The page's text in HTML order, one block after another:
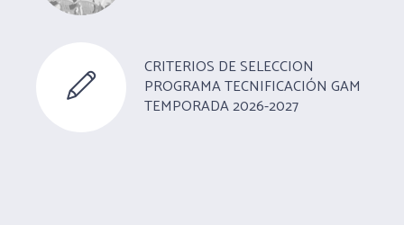
CRITERIOS DE SELECCION
PROGRAMA TECNIFICACIÓN GAM
TEMPORADA 2026-2027